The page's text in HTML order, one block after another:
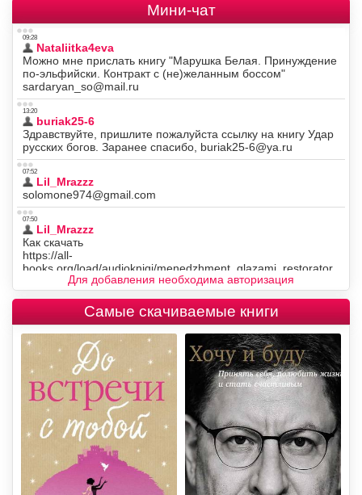
Мини-чат
Для добавления необходима авторизация
Самые скачиваемые книги